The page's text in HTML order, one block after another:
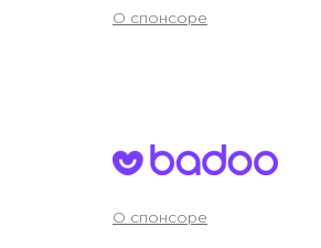
О спонсоре
О спонсоре